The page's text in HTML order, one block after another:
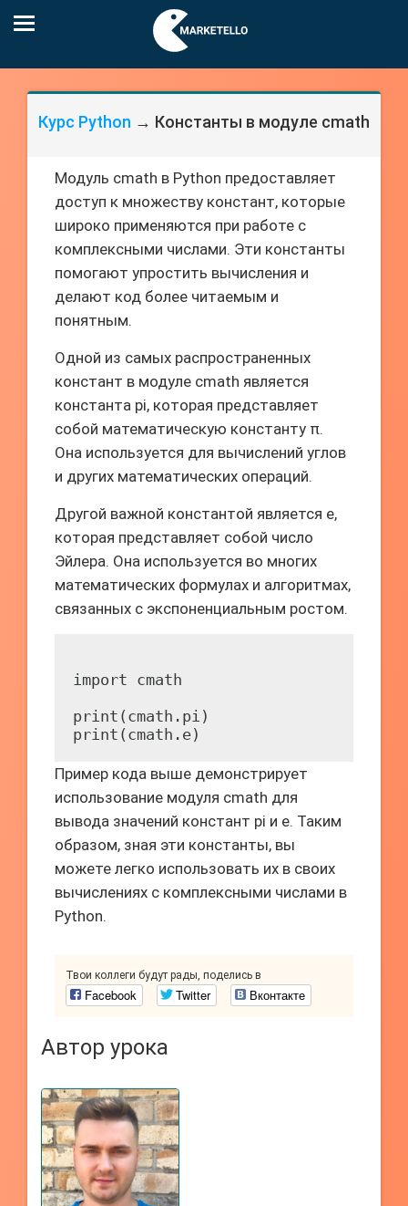
Курс Python → Константы в модуле cmath
Модуль cmath в Python предоставляет
доступ к множеству констант, которые
широко применяются при работе с
комплексными числами. Эти константы
помогают упростить вычисления и
делают код более читаемым и
понятным.
Одной из самых распространенных
констант в модуле cmath является
константа pi, которая представляет
собой математическую константу π.
Она используется для вычислений углов
и других математических операций.
Другой важной константой является e,
которая представляет собой число
Эйлера. Она используется во многих
математических формулах и алгоритмах,
связанных с экспоненциальным ростом.
import cmath
print(cmath.pi)
Пример кода выше демонстрирует
использование модуля cmath для
вывода значений констант pi и e. Таким
образом, зная эти константы, вы
можете легко использовать их в своих
вычислениях с комплексными числами в
Python.
Твои коллеги будут рады, поделись в
Facebook Twitter Вконтакте
Автор урока